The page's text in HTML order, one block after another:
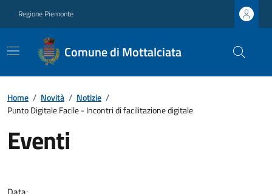
Regione Piemonte
Comune di Mottalciata
Home / Novità / Notizie /
Punto Digitale Facile - Incontri di facilitazione digitale
Eventi